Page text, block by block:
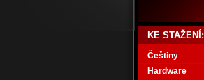
KE STAŽENÍ:
Češtiny
Hardware